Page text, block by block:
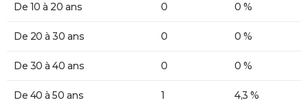
De 10 à 20 ans 0 0 %
De 20 à 30 ans 0 0 %
De 30 à 40 ans 0 0 %
De 40 à 50 ans 1 4,3 %